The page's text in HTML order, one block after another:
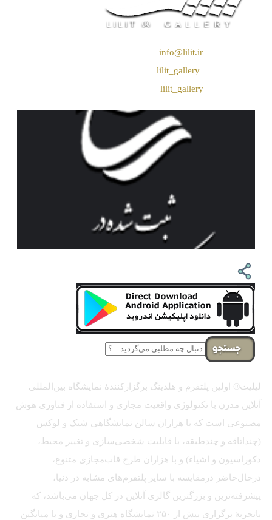
info@lilit.ir
lilit_gallery
lilit_gallery
جستجو
لیلیت® اولین پلتفرم و هلدینگ برگزارکنندهٔ نمایشگاه بین‌المللی
آنلاین مدرن با تکنولوژی واقعیت مجازی و استفاده از فناوری هوش
مصنوعی است که با هزاران سالن نمایشگاهی شیک و لوکس
(چنداتاقه و چندطبقه، با قابلیت شخصی‌سازی و تغییر محیط،
دکوراسیون و اشیاء) و با هزاران طرح قاب‌مجازی متنوع،
درحال‌حاضر درمقایسه با سایر پلتفرم‌های مشابه در دنیا،
پیشرفته‌ترین و بزرگترین گالری آنلاین در کل جهان می‌باشد، که
باتجربهٔ برگزاری بیش از ۲۵۰ نمایشگاه هنری و تجاری و با میانگین